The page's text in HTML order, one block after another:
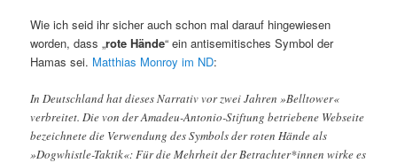
Wie ich seid ihr sicher auch schon mal darauf hingewiesen
worden, dass „rote Hände“ ein antisemitisches Symbol der
Hamas sei. Matthias Monroy im ND:
In Deutschland hat dieses Narrativ vor zwei Jahren »Belltower«
verbreitet. Die von der Amadeu-Antonio-Stiftung betriebene Webseite
bezeichnete die Verwendung des Symbols der roten Hände als
»Dogwhistle-Taktik«: Für die Mehrheit der Betrachter*innen wirke es